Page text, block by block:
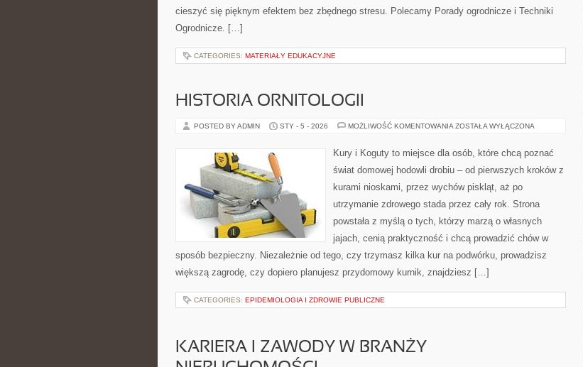
cieszyć się pięknym efektem bez zbędnego stresu. Polecamy Porady ogrodnicze i Techniki
Ogrodnicze. […]
CATEGORIES: MATERIAŁY EDUKACYJNE
HISTORIA ORNITOLOGII
POSTED BY ADMIN STY - 5 - 2026 MOŻLIWOŚĆ KOMENTOWANIA HISTORIA
ZOSTAŁA WYŁĄCZONA
Kury i Koguty to miejsce dla osób, które chcą poznać
świat domowej hodowli drobiu – od pierwszych kroków z
kurami nioskami, przez wychów piskląt, aż po
utrzymanie zdrowego stada przez cały rok. Strona
powstała z myślą o tych, którzy marzą o własnych
jajach, cenią praktyczność i chcą prowadzić chów w
sposób bezpieczny. Niezależnie od tego, czy trzymasz kilka kur na podwórku, prowadzisz
większą zagrodę, czy dopiero planujesz przydomowy kurnik, znajdziesz […]
CATEGORIES: EPIDEMIOLOGIA I ZDROWIE PUBLICZNE
KARIERA I ZAWODY W BRANŻY